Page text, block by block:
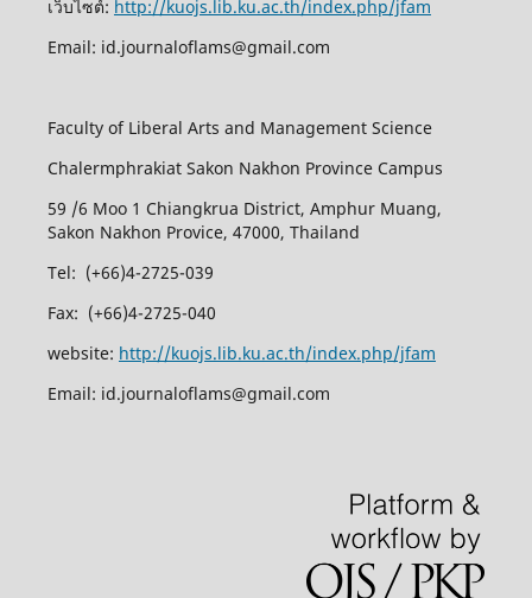
เว็บไซต์: http://kuojs.lib.ku.ac.th/index.php/jfam
Email: id.journaloflams@gmail.com
Faculty of Liberal Arts and Management Science
Chalermphrakiat Sakon Nakhon Province Campus
59 /6 Moo 1 Chiangkrua District, Amphur Muang,
Sakon Nakhon Provice, 47000, Thailand
Tel: (+66)4-2725-039
Fax: (+66)4-2725-040
website: http://kuojs.lib.ku.ac.th/index.php/jfam
Email: id.journaloflams@gmail.com